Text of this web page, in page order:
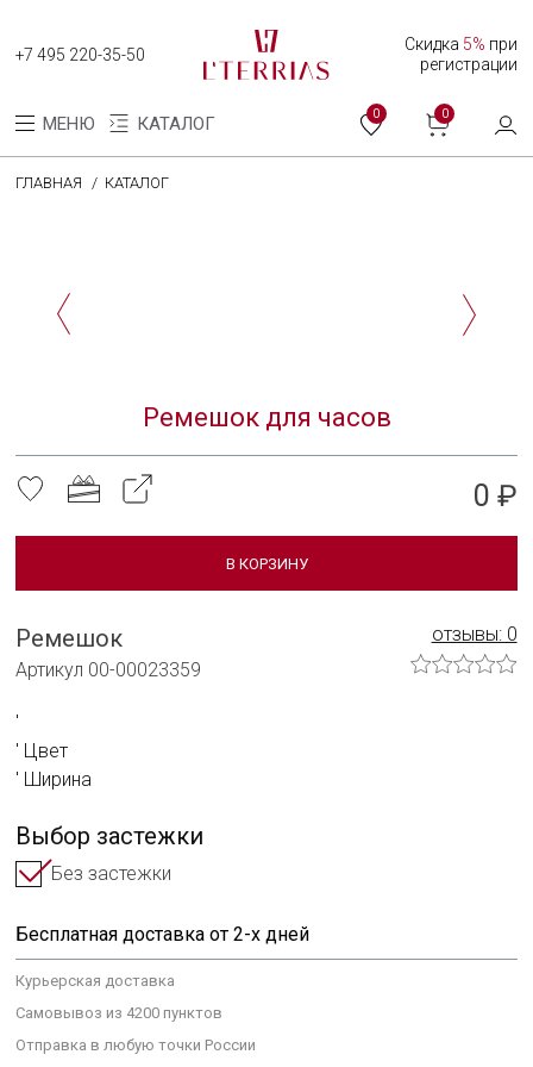
+7 495 220-35-50
Скидка 5% при
регистрации
МЕНЮ КАТАЛОГ 0 0
Коллекция мужских часов
Программа лояльности
Оплата долями
Система смены ремешка
Сервисное обслуживание
Гарантийные обязательства
ГЛАВНАЯ КАТАЛОГ
Ремешок для часов
0 ₽
В КОРЗИНУ
Ремешок
Артикул 00-00023359
отзывы: 0
Цвет
Ширина
Выбор застежки
Без застежки
Бесплатная доставка от 2-х дней
Курьерская доставка
Самовывоз из 4200 пунктов
Отправка в любую точки России